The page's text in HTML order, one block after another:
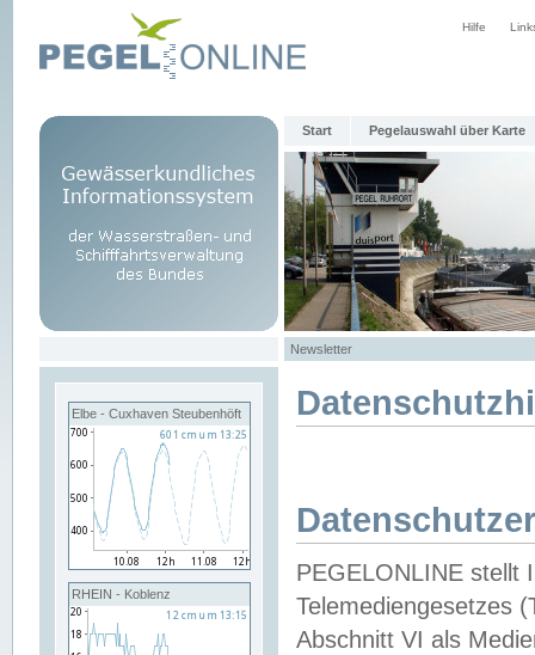
Hilfe
Start Pegelauswahl über Karte
Newsletter
Elbe - Cuxhaven Steubenhöft
RHEIN - Koblenz
PEGELONLINE stellt
Telemediengesetzes
Abschnitt VI als